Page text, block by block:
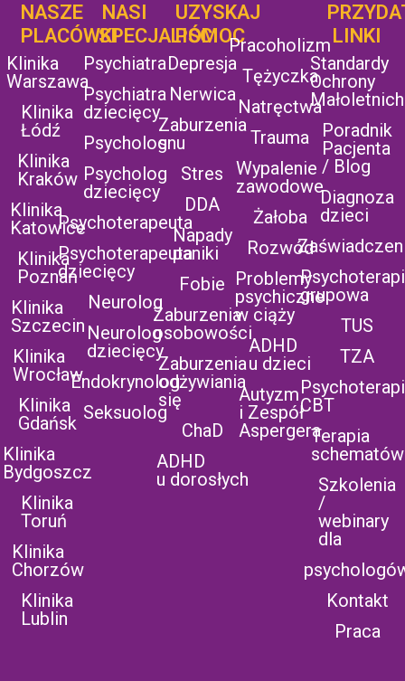
NASZE
PLACÓWKI
Klinika
Warszawa
Klinika
Łódź
Klinika
Kraków
Klinika
Katowice
Klinika
Poznań
Klinika
Szczecin
Klinika
Wrocław
Klinika
Gdańsk
Klinika
Bydgoszcz
Klinika
Toruń
Klinika
Chorzów
Klinika
Lublin
NASI
SPECJALIŚCI
Psychiatra
Psychiatra
dziecięcy
Psycholog
Psycholog
dziecięcy
Psychoterapeuta
Psychoterapeuta
dziecięcy
Neurolog
Neurolog
dziecięcy
Endokrynolog
Seksuolog
UZYSKAJ
POMOC
Depresja
Nerwica
Zaburzenia
snu
Stres
DDA
Napady
paniki
Fobie
Zaburzenia
osobowości
Zaburzenia
odżywiania
się
ChaD
ADHD
u dorosłych
UZYSKAJ
POMOC
Pracoholizm
Tężyczka
Natręctwa
Trauma
Wypalenie
zawodowe
Żałoba
Rozwód
Problemy
psychiczne
w ciąży
ADHD
u dzieci
Autyzm
i Zespół
Aspergera
LINKI
Standardy
Ochrony
Małoletnich
Poradnik
Pacjenta
/ Blog
Diagnoza
dzieci
grupowa
TUS
TZA
CBT
Terapia
schematów
Szkolenia
/
webinary
dla
Kontakt
Praca